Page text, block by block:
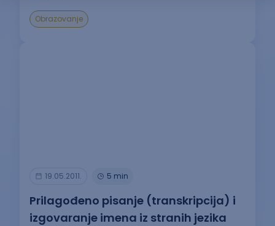
Obrazovanje
19.05.2011. 5 min
Prilagođeno pisanje (transkripcija) i
izgovaranje imena iz stranih jezika